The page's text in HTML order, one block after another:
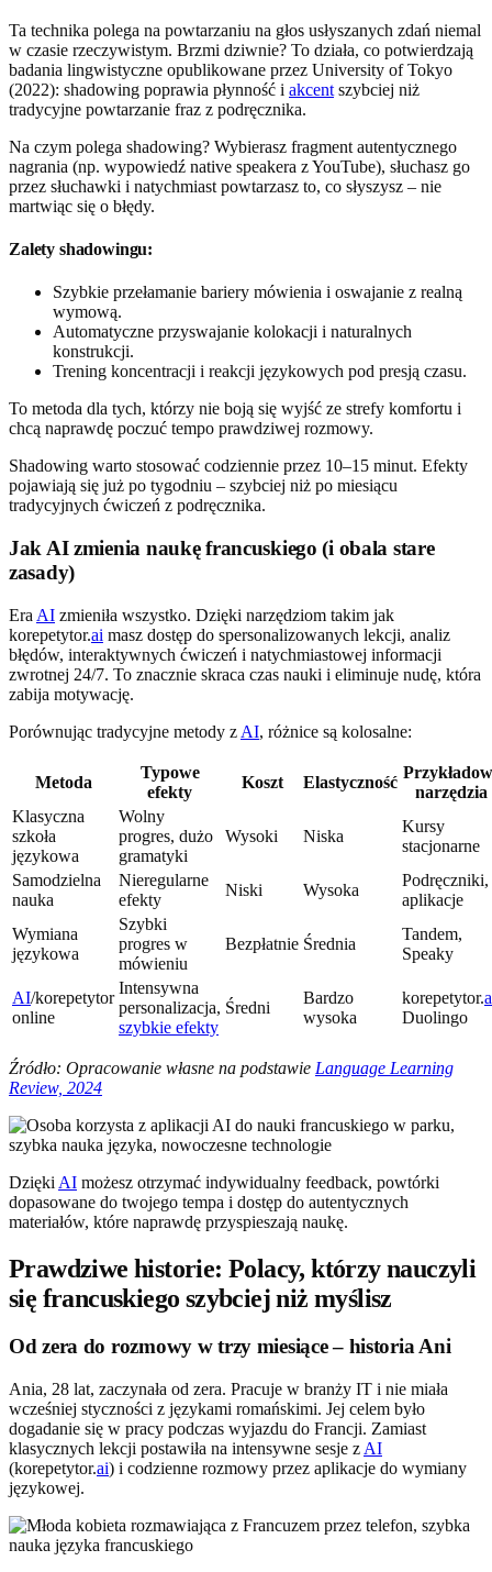
Ta technika polega na powtarzaniu na głos usłyszanych zdań niemal
w czasie rzeczywistym. Brzmi dziwnie? To działa, co potwierdzają
badania lingwistyczne opublikowane przez University of Tokyo
(2022): shadowing poprawia płynność i akcent szybciej niż
tradycyjne powtarzanie fraz z podręcznika.
Na czym polega shadowing? Wybierasz fragment autentycznego
nagrania (np. wypowiedź native speakera z YouTube), słuchasz go
przez słuchawki i natychmiast powtarzasz to, co słyszysz – nie
martwiąc się o błędy.
Zalety shadowingu:
Szybkie przełamanie bariery mówienia i oswajanie z realną
wymową.
Automatyczne przyswajanie kolokacji i naturalnych
konstrukcji.
Trening koncentracji i reakcji językowych pod presją czasu.
To metoda dla tych, którzy nie boją się wyjść ze strefy komfortu i
chcą naprawdę poczuć tempo prawdziwej rozmowy.
Shadowing warto stosować codziennie przez 10–15 minut. Efekty
pojawiają się już po tygodniu – szybciej niż po miesiącu
tradycyjnych ćwiczeń z podręcznika.
Jak AI zmienia naukę francuskiego (i obala stare
zasady)
Era AI zmieniła wszystko. Dzięki narzędziom takim jak
korepetytor.ai masz dostęp do spersonalizowanych lekcji, analiz
błędów, interaktywnych ćwiczeń i natychmiastowej informacji
zwrotnej 24/7. To znacznie skraca czas nauki i eliminuje nudę, która
zabija motywację.
Porównując tradycyjne metody z AI, różnice są kolosalne:
Metoda
Typowe
efekty
Koszt Elastyczność
narzędzia
Klasyczna
szkoła
językowa
Wolny
progres, dużo
gramatyki
Wysoki Niska
Kursy
stacjonarne
Samodzielna
nauka
Nieregularne
efekty
Niski Wysoka
Podręczniki,
aplikacje
Wymiana
językowa
Szybki
progres w
mówieniu
Bezpłatnie Średnia
Tandem,
Speaky
AI/korepetytor
online
Intensywna
personalizacja,
szybkie efekty
Średni
Bardzo
wysoka
korepetytor.
Duolingo
Źródło: Opracowanie własne na podstawie Language Learning
Review, 2024
Dzięki AI możesz otrzymać indywidualny feedback, powtórki
dopasowane do twojego tempa i dostęp do autentycznych
materiałów, które naprawdę przyspieszają naukę.
Prawdziwe historie: Polacy, którzy nauczyli
się francuskiego szybciej niż myślisz
Od zera do rozmowy w trzy miesiące – historia Ani
Ania, 28 lat, zaczynała od zera. Pracuje w branży IT i nie miała
wcześniej styczności z językami romańskimi. Jej celem było
dogadanie się w pracy podczas wyjazdu do Francji. Zamiast
klasycznych lekcji postawiła na intensywne sesje z AI
(korepetytor.ai) i codzienne rozmowy przez aplikacje do wymiany
językowej.